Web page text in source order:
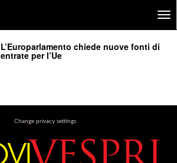
L’Europarlamento chiede nuove fonti di
entrate per l’Ue
Change privacy settings